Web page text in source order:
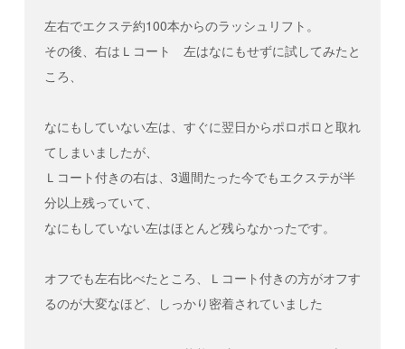
（info@the-beautyproducts.com）またはLINE
等にて速やかにご連絡をお願いいたします。配
いて
講習動画による自主練習を終えた受講者はオン
てください。
受講者のやむを得ない事情により、オンライン
講習の日程を変更される場合、前日までにLINE
または2回目以降の日程変更は事務手数料とし
て1,100円（税込）が発生いたします。その際
の振込手数料はお客様のご負担となります。
左右でエクステ約100本からのラッシュリフト。
その後、右はＬコート 左はなにもせずに試してみたと
ころ、
なにもしていない左は、すぐに翌日からポロポロと取れ
てしまいましたが、
Ｌコート付きの右は、3週間たった今でもエクステが半
分以上残っていて、
なにもしていない左はほとんど残らなかったです。
オフでも左右比べたところ、Ｌコート付きの方がオフす
るのが大変なほど、しっかり密着されていました